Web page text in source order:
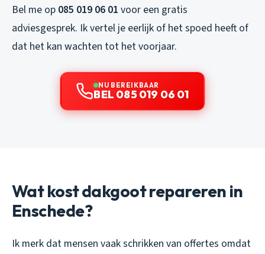
Bel me op 085 019 06 01 voor een gratis
adviesgesprek. Ik vertel je eerlijk of het spoed heeft of
dat het kan wachten tot het voorjaar.
NU BEREIKBAAR
BEL 085 019 06 01
Wat kost dakgoot repareren in
Enschede?
Ik merk dat mensen vaak schrikken van offertes omdat